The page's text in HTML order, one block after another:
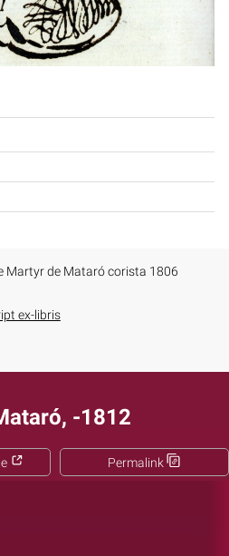
Martyr de Mataró corista 1806
ex-libris
-1812
Permalink